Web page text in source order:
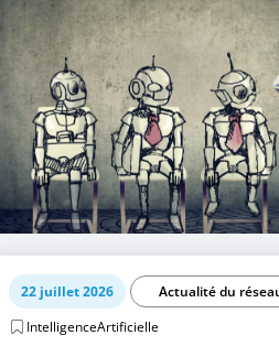
22 juillet 2026
Actualité du
IntelligenceArtificielle